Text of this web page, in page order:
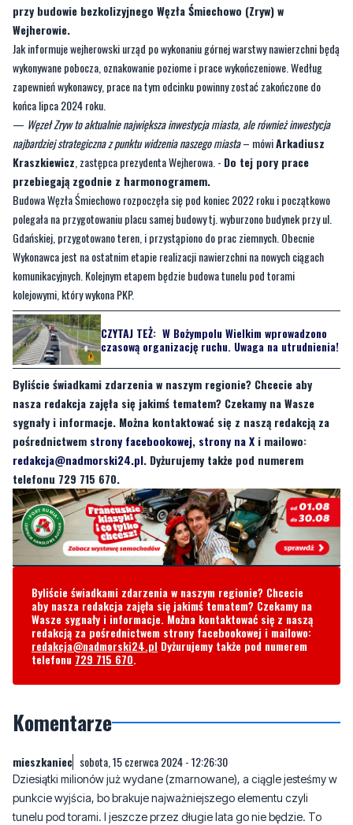
wykonywane pobocza, oznakowanie poziome i prace wykończeniowe. Według
zapewnień wykonawcy, prace na tym odcinku powinny zostać zakończone do
końca lipca 2024 roku.
—Węzeł Zryw to aktualnie największa inwestycja miasta, ale również inwestycja
najbardziej strategiczna z punktu widzenia naszego miasta– mówiArkadiusz
Kraszkiewicz, zastępca prezydenta Wejherowa. -
przebiegają zgodnie z harmonogramem.
Budowa Węzła Śmiechowo rozpoczęła się pod koniec 2022 roku i początkowo
polegała na przygotowaniu placu samej budowy tj. wyburzono budynek przy ul.
Gdańskiej, przygotowano teren, i przystąpiono do prac ziemnych. Obecnie
Wykonawca jest na ostatnim etapie realizacji nawierzchni na nowych ciągach
komunikacyjnych. Kolejnym etapem będzie budowa tunelu pod torami
kolejowymi, który wykona PKP.
CZYTAJ TEŻ: W Bożympolu Wielkim wprowadzono
czasową organizację ruchu. Uwaga na utrudnienia!
Byliście świadkami zdarzenia w naszym regionie? Chcecie aby
nasza redakcja zajęła się jakimś tematem? Czekamy na Wasze
sygnały i informacje. Można kontaktować się z naszą redakcją za
pośrednictwemstrony facebookowej,strony na X i mailowo:
redakcja@nadmorski24.pl. Dyżurujemy także pod numerem
telefonu 729 715 670.
Byliście świadkami zdarzenia w naszym regionie? Chcecie
aby nasza redakcja zajęła się jakimś tematem? Czekamy na
Wasze sygnały i informacje. Można kontaktować się z naszą
redakcja@nadmorski24.plDyżurujemy także pod numerem
telefonu729 715 670.
Komentarze
Dziesiątki milionów już wydane (zmarnowane), a ciągle jesteśmy w
tunelu pod torami. I jeszcze przez długie lata go nie będzie. To
zdecydowanie najgorzej prowadzona inwestycja w historii miasta.
19 15 Zgłoś komentarz Odpowiedz na komentarz